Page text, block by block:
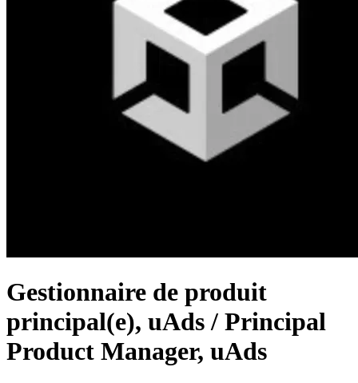
Gestionnaire de produit
principal(e), uAds / Principal
Product Manager, uAds